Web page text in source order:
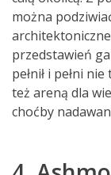
można
przedstawień
pełnił i pełni
też areną dla
choćby